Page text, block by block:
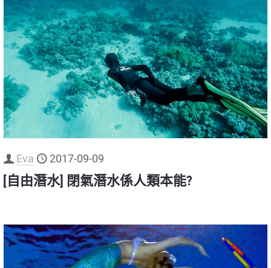
Eva 2017-09-09
[自由潛水] 閉氣潛水係人類本能?